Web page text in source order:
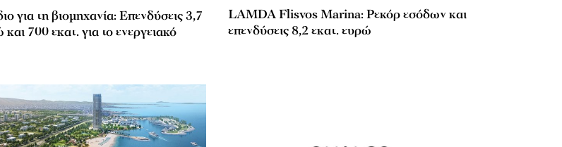
για τη βιομηχανία: Επενδύσεις 3,7
και 700 εκατ. για το ενεργειακό
LAMDA Flisvos Marina: Ρεκόρ εσόδων και
επενδύσεις 8,2 εκατ. ευρώ